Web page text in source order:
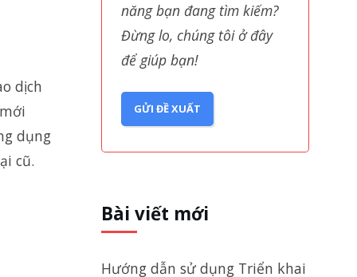
dịch
dụng
cũ.
năng bạn đang tìm kiếm?
Đừng lo, chúng tôi ở đây
để giúp bạn!
GỬI ĐỀ XUẤT
Bài viết mới
Hướng dẫn sử dụng Triển khai